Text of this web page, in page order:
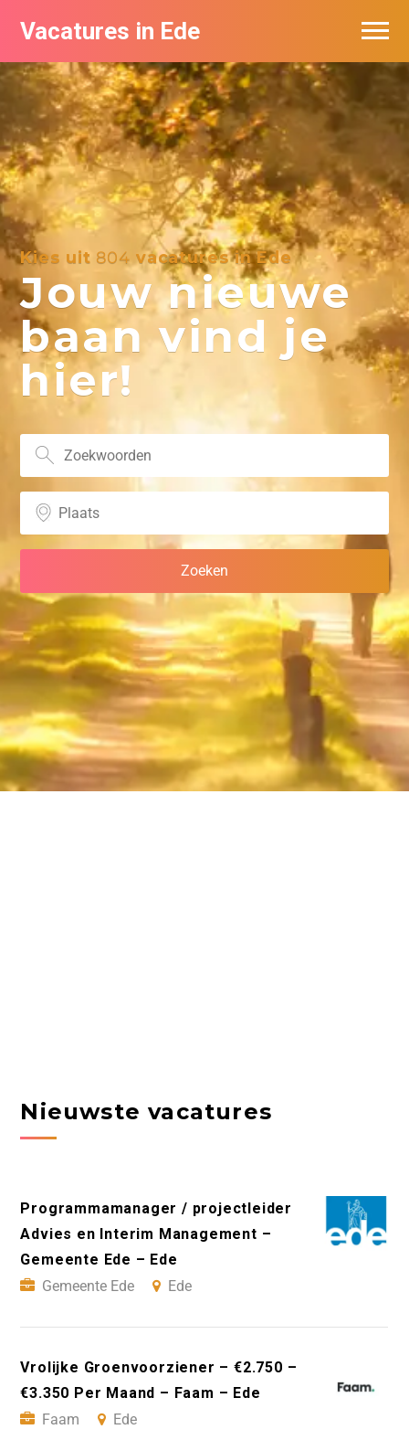
Vacatures in Ede
Kies uit 804 vacatures in Ede
Jouw nieuwe
baan vind je
hier!
Nieuwste vacatures
Programmamanager / projectleider
Advies en Interim Management –
Gemeente Ede – Ede
Gemeente Ede
Ede
Vrolijke Groenvoorziener – €2.750 –
€3.350 Per Maand – Faam – Ede
Faam
Ede
Vacatures bij bedrijven in Ede